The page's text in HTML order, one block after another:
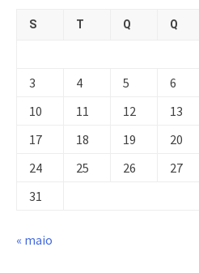
S T Q Q
3
4 5 6
10
11 12 13
17
18 19 20
24
25 26 27
31
« maio